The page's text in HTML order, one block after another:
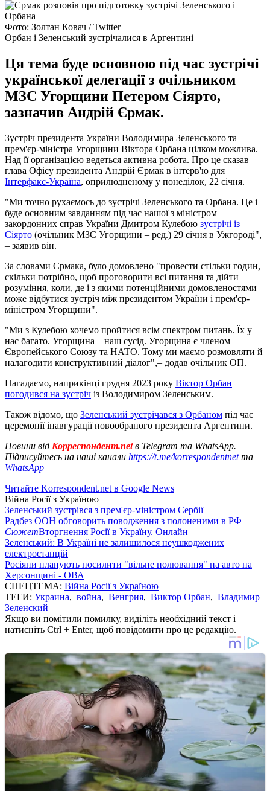
Фото: Золтан Ковач / Twitter
Орбан і Зеленський зустрічалися в Аргентині
Ця тема буде основною під час зустрічі
української делегації з очільником
МЗС Угорщини Петером Сіярто,
зазначив Андрій Єрмак.
Зустріч президента України Володимира Зеленського та
прем'єр-міністра Угорщини Віктора Орбана цілком можлива.
Над її організацією ведеться активна робота. Про це сказав
глава Офісу президента Андрій Єрмак в інтерв'ю для
Інтерфакс-Україна, оприлюдненому у понеділок, 22 січня.
"Ми точно рухаємось до зустрічі Зеленського та Орбана. Це і
буде основним завданням під час нашої з міністром
закордонних справ України Дмитром Кулебою зустрічі із
Сіярто (очільник МЗС Угорщини – ред.) 29 січня в Ужгороді",
– заявив він.
За словами Єрмака, було домовлено "провести стільки годин,
скільки потрібно, щоб проговорити всі питання та дійти
розуміння, коли, де і з якими потенційними домовленостями
може відбутися зустріч між президентом України і прем'єр-
міністром Угорщини".
"Ми з Кулебою хочемо пройтися всім спектром питань. Їх у
нас багато. Угорщина – наш сусід. Угорщина є членом
Європейського Союзу та НАТО. Тому ми маємо розмовляти й
налагодити конструктивний діалог",– додав очільник ОП.
Нагадаємо, наприкінці грудня 2023 року Віктор Орбан
погодився на зустріч із Володимиром Зеленським.
Також відомо, що Зеленський зустрічався з Орбаном під час
церемонії інавгурації новообраного президента Аргентини.
Новини від Корреспондент.netв Telegram та WhatsApp.
Підписуйтесь на наші канали https://t.me/korrespondentnetта
WhatsApp
Читайте Korrespondent.net в Google News
Війна Росії з Україною
Зеленський зустрівся з прем'єр-міністром Сербії
Радбез ООН обговорить поводження з полоненими в РФ
СюжетВторгнення Росії в Україну. Онлайн
Зеленський: В Україні не залишилося неушкоджених
електростанцій
Росіяни планують посилити "вільне полювання" на авто на
Херсонщині - ОВА
СПЕЦТЕМА: Війна Росії з Україною
ТЕГИ: Украина, война, Венгрия, Виктор Орбан, Владимир
Зеленский
Якщо ви помітили помилку, виділіть необхідний текст і
натисніть Ctrl + Enter, щоб повідомити про це редакцію.